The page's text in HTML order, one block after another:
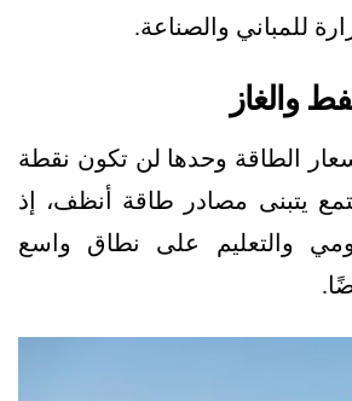
للمباني والصناعة.
والغاز
الطاقة وحدها لن تكون نقطة
يتبنى مصادر طاقة أنظف، إذ
والتعليم على نطاق واسع